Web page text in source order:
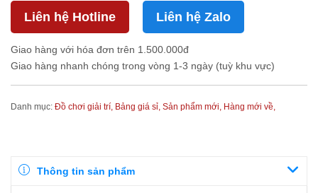
Liên hệ Hotline Liên hệ Zalo
Giao hàng với hóa đơn trên 1.500.000đ
Giao hàng nhanh chóng trong vòng 1-3 ngày (tuỳ khu vực)
Danh mục: Đồ chơi giải trí, Bảng giá sỉ, Sản phẩm mới, Hàng mới về,
Thông tin sản phẩm